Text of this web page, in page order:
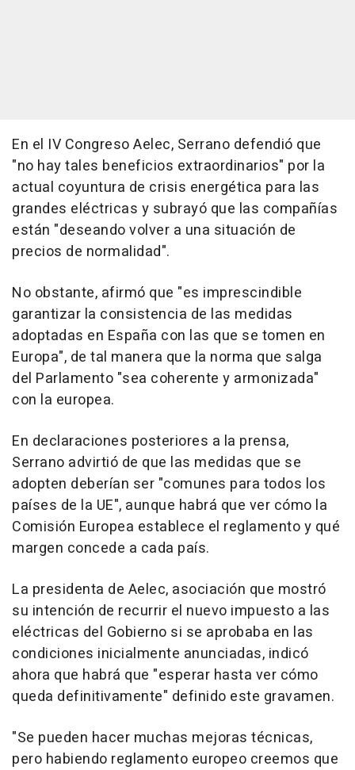
En el IV Congreso Aelec, Serrano defendió que
"no hay tales beneficios extraordinarios" por la
actual coyuntura de crisis energética para las
grandes eléctricas y subrayó que las compañías
están "deseando volver a una situación de
precios de normalidad".
No obstante, afirmó que "es imprescindible
garantizar la consistencia de las medidas
adoptadas en España con las que se tomen en
Europa", de tal manera que la norma que salga
del Parlamento "sea coherente y armonizada"
con la europea.
En declaraciones posteriores a la prensa,
Serrano advirtió de que las medidas que se
adopten deberían ser "comunes para todos los
países de la UE", aunque habrá que ver cómo la
Comisión Europea establece el reglamento y qué
margen concede a cada país.
La presidenta de Aelec, asociación que mostró
su intención de recurrir el nuevo impuesto a las
eléctricas del Gobierno si se aprobaba en las
condiciones inicialmente anunciadas, indicó
ahora que habrá que "esperar hasta ver cómo
queda definitivamente" definido este gravamen.
"Se pueden hacer muchas mejoras técnicas,
pero habiendo reglamento europeo creemos que